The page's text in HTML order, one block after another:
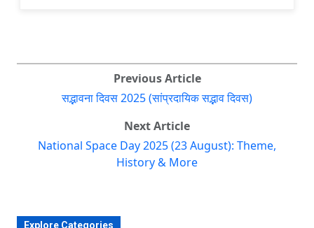
Previous Article
सद्भावना दिवस 2025 (सांप्रदायिक सद्भाव दिवस)
Next Article
National Space Day 2025 (23 August): Theme,
History & More
Explore Categories